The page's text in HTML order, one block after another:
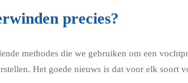
precies?
methodes die we gebruiken om een
Het goede nieuws is dat voor elk soort